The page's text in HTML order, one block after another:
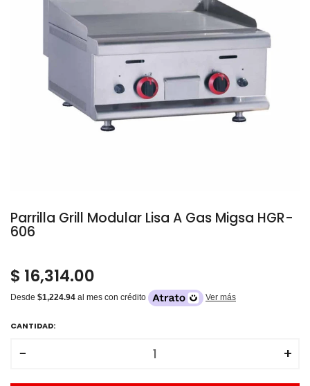
Parrilla Grill Modular Lisa A Gas Migsa HGR-
606
$ 16,314.00
Desde $1,224.94 al mes con crédito Ver más
CANTIDAD:
− +